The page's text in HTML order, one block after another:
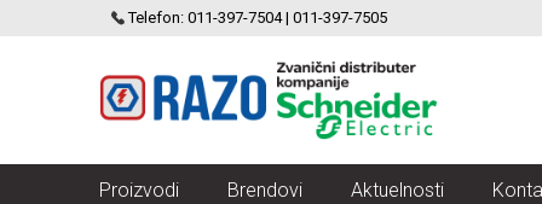
Telefon: 011-397-7504 | 011-397-7505
ELECTRIC VELIKI IZBOR MODULARNIH PREKIDACA I UTICNICA
Proizvodi Brendovi Aktuelnosti